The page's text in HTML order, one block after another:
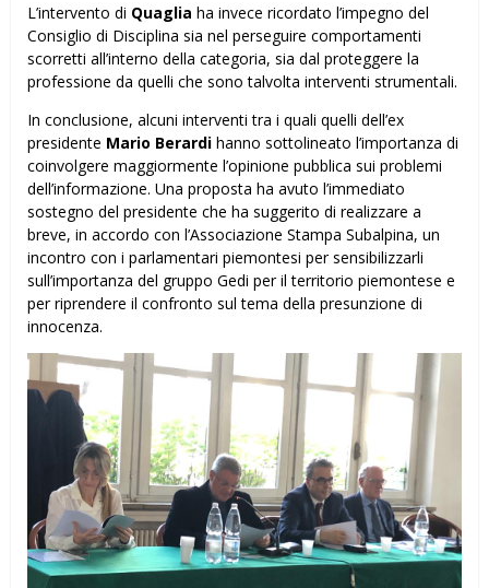
L’intervento di Quaglia ha invece ricordato l’impegno del
Consiglio di Disciplina sia nel perseguire comportamenti
scorretti all’interno della categoria, sia dal proteggere la
professione da quelli che sono talvolta interventi strumentali.
In conclusione, alcuni interventi tra i quali quelli dell’ex
presidente Mario Berardi hanno sottolineato l’importanza di
coinvolgere maggiormente l’opinione pubblica sui problemi
dell’informazione. Una proposta ha avuto l’immediato
sostegno del presidente che ha suggerito di realizzare a
breve, in accordo con l’Associazione Stampa Subalpina, un
incontro con i parlamentari piemontesi per sensibilizzarli
sull’importanza del gruppo Gedi per il territorio piemontese e
per riprendere il confronto sul tema della presunzione di
innocenza.